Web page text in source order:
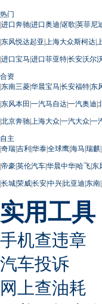
热门
|进口奔驰|进口奥迪|讴歌|英菲尼
|东风悦达起亚| 上海大众斯柯达|
|进口宝马|进口菲亚特|长安沃尔
合资
|东南三菱|华晨宝马|长安福特|东
|东风本田 |一汽马自达|一汽奥迪|
|北京奔驰| 上海大众|一汽大众|一
自主
|奇瑞|吉利|华泰|全球鹰|海马|瑞麒|
|帝豪|英伦汽车|华晨中华|哈飞|东
|长城|荣威|长安|中兴|比亚迪|东南|
实用工具
手机查违章
汽车投诉
网上查油耗